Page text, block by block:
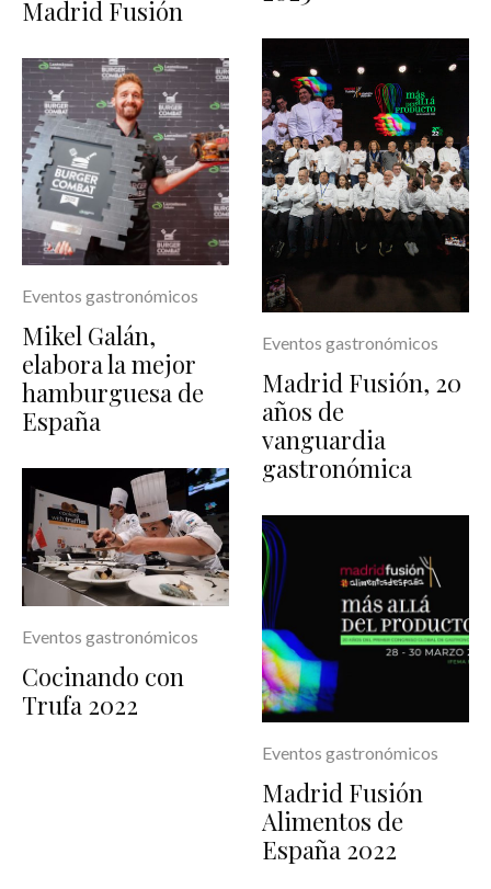
Madrid Fusión
Eventos gastronómicos
Mikel Galán,
elabora la mejor
hamburguesa de
España
Eventos gastronómicos
Cocinando con
Trufa 2022
Eventos gastronómicos
Madrid Fusión, 20
años de
vanguardia
gastronómica
Eventos gastronómicos
Madrid Fusión
Alimentos de
España 2022